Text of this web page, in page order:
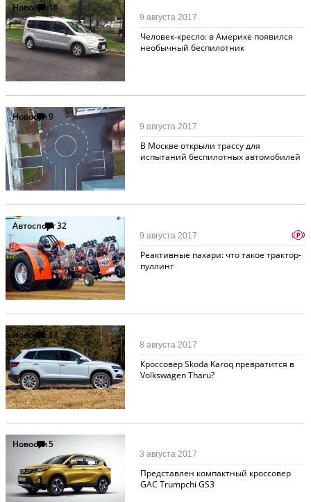
Новости16
Человек-кресло: в Америке появился
необычный беспилотник
9 августа 2017
Новости9
В Москве открыли трассу для
испытаний беспилотных автомобилей
9 августа 2017
Автоспорт32
Реактивные пахари: что такое трактор-
пуллинг
9 августа 2017 p
Новости18
Кроссовер Skoda Karoq превратится в
Volkswagen Tharu?
8 августа 2017
Новости5
Представлен компактный кроссовер
GAC Trumpchi GS3
3 августа 2017